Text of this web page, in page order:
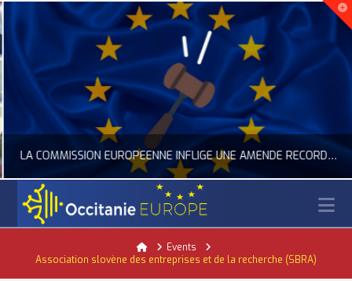
LA COMMISSION EUROPÉENNE INFLIGE UNE AMENDE RECORD À GOOGLE
ACTUALITÉ DE L'UNION EUROPÉENNE, ACTUALITÉ DE LA REPRÉSENTATION D’OCCITANIE EUROPE, NUMÉRIQUE- DIGITAL
HomeEvents
Association slovène des entreprises et de la recherche (SBRA)